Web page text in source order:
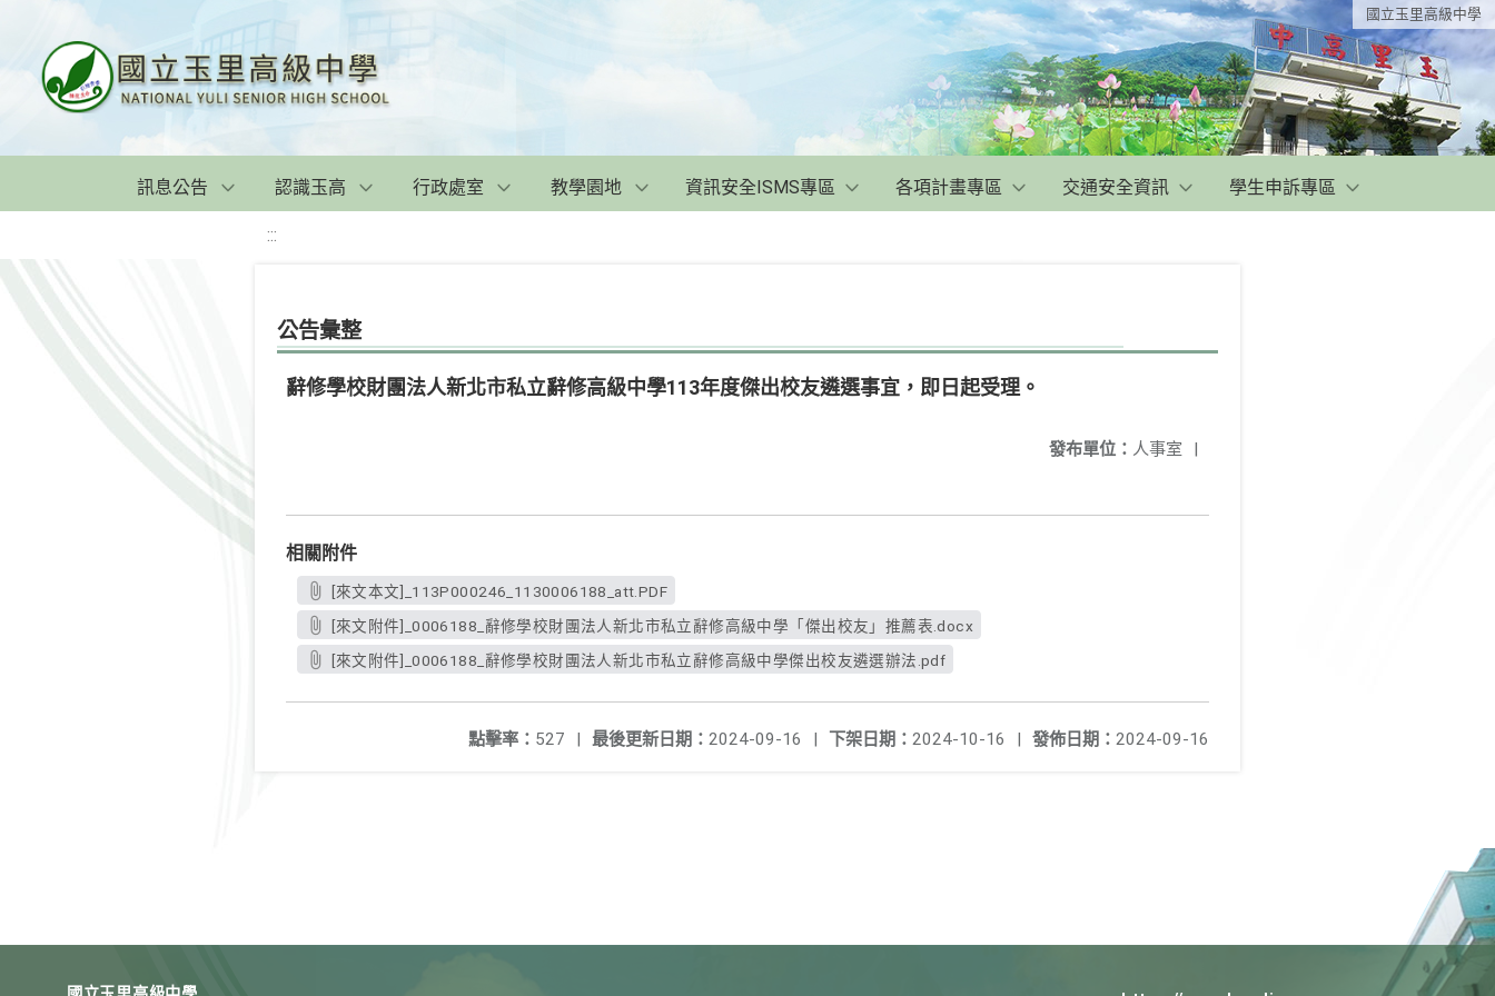
國立玉里高級中學
訊息公告 認識玉高 行政處室 教學園地 資訊安全ISMS專區 各項計畫專區 交通安全資訊 學生申訴專區
:::
公告彙整
辭修學校財團法人新北市私立辭修高級中學113年度傑出校友遴選事宜，即日起受理。
發布單位： 人事室 |
相關附件
[來文本文]_113P000246_1130006188_att.PDF
[來文附件]_0006188_辭修學校財團法人新北市私立辭修高級中學「傑出校友」推薦表.docx
[來文附件]_0006188_辭修學校財團法人新北市私立辭修高級中學傑出校友遴選辦法.pdf
發佈日期： 2024-09-16
下架日期： 2024-10-16 |
最後更新日期： 2024-09-16 |
點擊率： 527 |